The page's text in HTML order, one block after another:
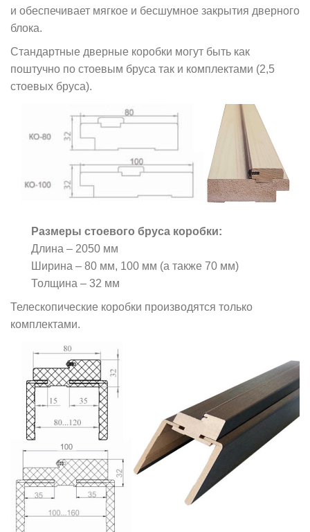
и обеспечивает мягкое и бесшумное закрытия дверного
блока.
Стандартные дверные коробки могут быть как
поштучно по стоевым бруса так и комплектами (2,5
стоевых бруса).
Размеры стоевого бруса коробки:
Длина – 2050 мм
Ширина – 80 мм, 100 мм (а также 70 мм)
Толщина – 32 мм
Телескопические коробки производятся только
комплектами.